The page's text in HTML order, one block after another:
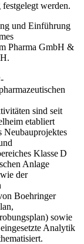
werden.
und Einführung
Pharma GmbH &
sind seit
etabliert
Neubauprojektes
Klasse D
Anlage
der
Boehringer
sowie
Analytik